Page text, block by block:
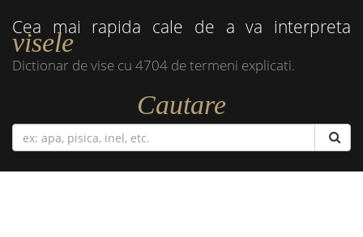
Cea mai rapida cale de a va interpreta
visele
Dictionar de vise cu 4704 de termeni explicati.
Cautare